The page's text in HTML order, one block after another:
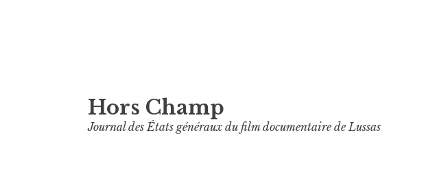
au
contenu
Hors Champ
Journal des États généraux du film documentaire de Lussas